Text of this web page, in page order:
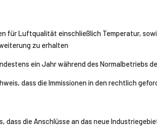
für Luftqualität einschließlich Temperatur,
zu erhalten
ein Jahr während des Normalbetriebs
dass die Immissionen in den rechtlich
dass die Anschlüsse an das neue